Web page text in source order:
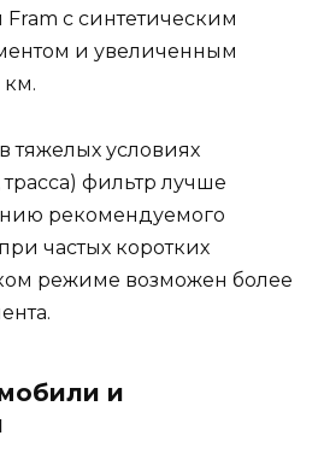
с синтетическим
и увеличенным
км.
тяжелых условиях
фильтр лучше
рекомендуемого
частых коротких
режиме возможен более
и